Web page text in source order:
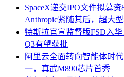
SpaceX递交IPO文件拟募
Anthropic紧随其后，超大
特斯拉官宣监督版FSD入
Q3有望获批
阿里云全面转向智能体时
一，真武M890芯片首秀